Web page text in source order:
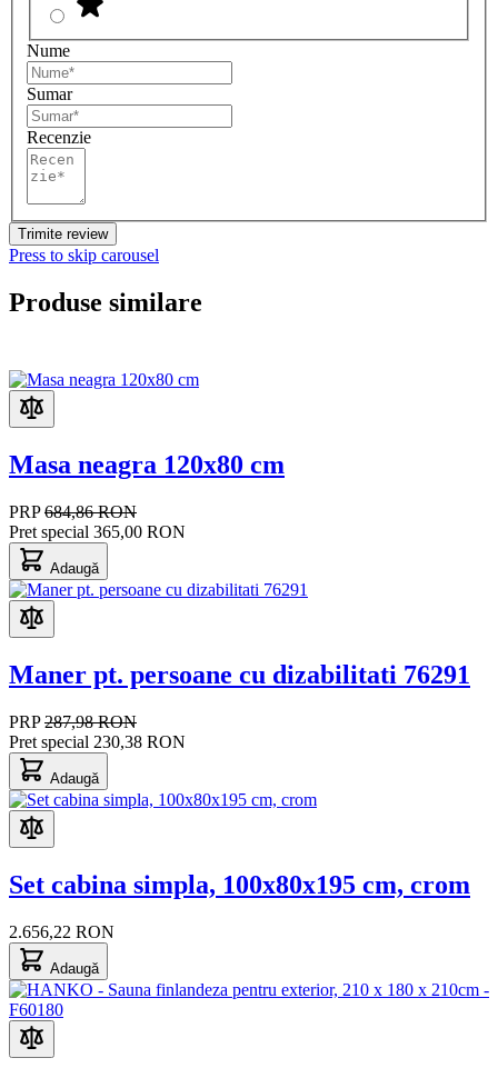
Nume
Sumar
Recenzie
Trimite review
Press to skip carousel
Produse similare
Masa neagra 120x80 cm
PRP 684,86 RON
Pret special 365,00 RON
Adaugă
Maner pt. persoane cu dizabilitati 76291
PRP 287,98 RON
Pret special 230,38 RON
Adaugă
Set cabina simpla, 100x80x195 cm, crom
2.656,22 RON
Adaugă